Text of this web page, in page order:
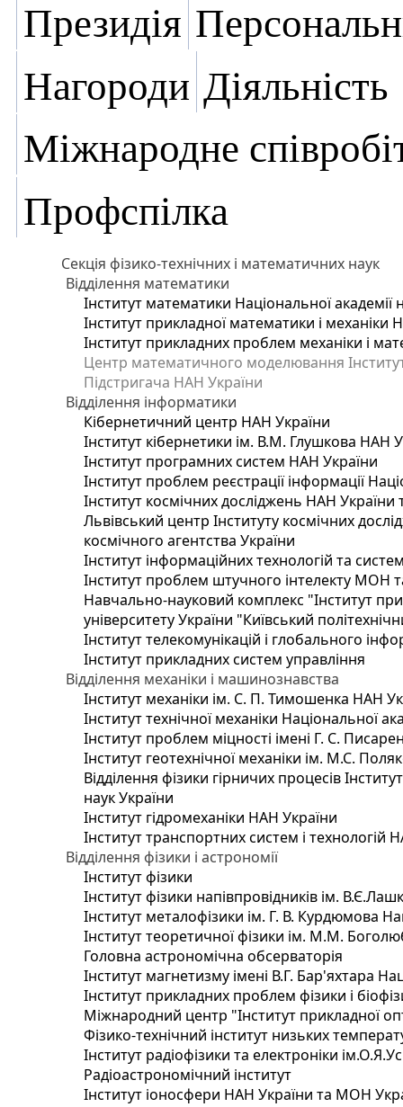
Президія
Нагороди Діяльність
Міжнародне
Профспілка
Секція фізико-технічних і математичних наук
Відділення математики
Інститут математики Національної академії
Інститут прикладної математики і механіки
Інститут прикладних проблем механіки і
Центр математичного моделювання
Підстригача НАН України
Відділення інформатики
Кібернетичний центр НАН України
Інститут кібернетики ім. В.М. Глушкова НАН
Інститут програмних систем НАН України
Інститут проблем реєстрації інформації
Інститут космічних досліджень НАН України
Львівський центр Інституту космічних
космічного агентства України
Інститут інформаційних технологій та
Інститут проблем штучного інтелекту МОН
Навчально-науковий комплекс "Інститут
університету України "Київський
Інститут телекомунікацій і глобального
Інститут прикладних систем управління
Відділення механіки і машинознавства
Інститут механіки ім. С. П. Тимошенка НАН
Інститут технічної механіки Національної
Інститут проблем міцності імені Г. С.
Інститут геотехнічної механіки ім. М.С.
Відділення фізики гірничих процесів
наук України
Інститут гідромеханіки НАН України
Інститут транспортних систем і технологій
Відділення фізики і астрономії
Інститут фізики
Інститут фізики напівпровідників ім.
Інститут металофізики ім. Г. В. Курдюмова
Інститут теоретичної фізики ім. М.М.
Головна астрономічна обсерваторія
Інститут магнетизму імені В.Г. Бар'яхтара
Інститут прикладних проблем фізики і
Міжнародний центр "Інститут прикладної
Фізико-технічний інститут низьких
Інститут радіофізики та електроніки
Радіоастрономічний інститут
Інститут іоносфери НАН України та МОН